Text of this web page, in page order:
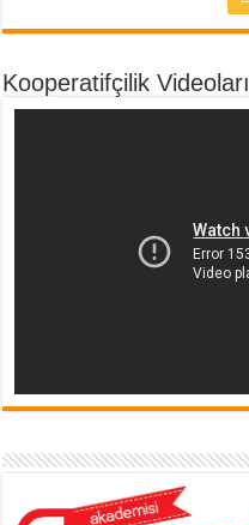
Kooperatifçilik Videoları